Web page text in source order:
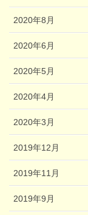
2020年8月
2020年6月
2020年5月
2020年4月
2020年3月
2019年12月
2019年11月
2019年9月